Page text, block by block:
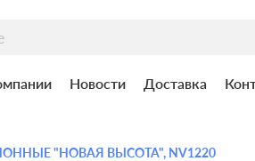
Новости Доставка
"НОВАЯ ВЫСОТА", NV1220